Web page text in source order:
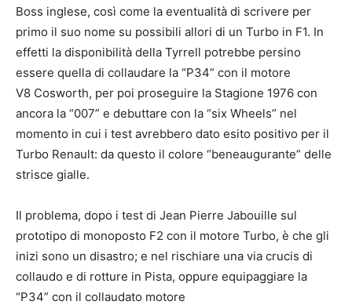
Boss inglese, così come la eventualità di scrivere per
primo il suo nome su possibili allori di un Turbo in F1. In
effetti la disponibilità della Tyrrell potrebbe persino
essere quella di collaudare la “P34” con il motore
V8 Cosworth, per poi proseguire la Stagione 1976 con
ancora la “007” e debuttare con la “six Wheels” nel
momento in cui i test avrebbero dato esito positivo per il
Turbo Renault: da questo il colore “beneaugurante” delle
strisce gialle.
Il problema, dopo i test di Jean Pierre Jabouille sul
prototipo di monoposto F2 con il motore Turbo, è che gli
inizi sono un disastro; e nel rischiare una via crucis di
collaudo e di rotture in Pista, oppure equipaggiare la
“P34” con il collaudato motore